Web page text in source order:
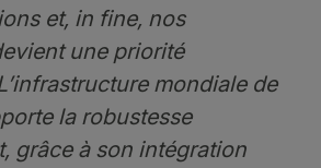
et, in fine, nos
une priorité
mondiale de
la robustesse
grâce à son intégration